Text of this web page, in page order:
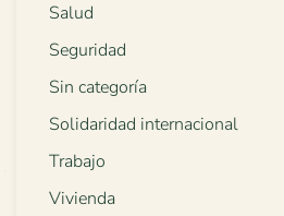
Salud
Seguridad
Sin categoría
Solidaridad internacional
Trabajo
Vivienda